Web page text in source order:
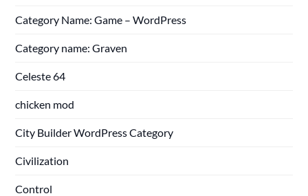
Category Name: Game – WordPress
Category name: Graven
Celeste 64
chicken mod
City Builder WordPress Category
Civilization
Control